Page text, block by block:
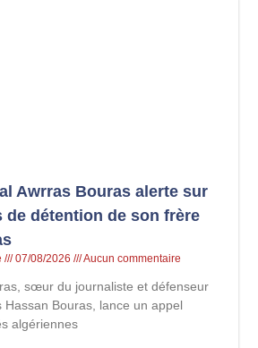
Awrras Bouras alerte sur
de détention de son frère
07/08/2026 Aucun commentaire
sœur du journaliste et défenseur
Hassan Bouras, lance un appel
algériennes